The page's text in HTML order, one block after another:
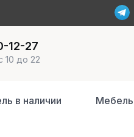
12-27
10 до 22
в наличии Мебель